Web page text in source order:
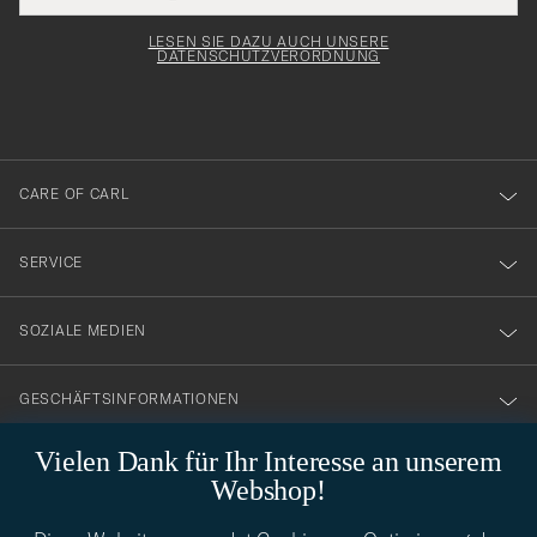
Vielen Dank für Ihr Interesse an unserem
Webshop!
Adresse
för
dig
till
vårt
nyhetsbrev!
LESEN SIE DAZU AUCH UNSERE
DATENSCHUTZVERORDNUNG
CARE OF CARL
SERVICE
SOZIALE MEDIEN
GESCHÄFTSINFORMATIONEN